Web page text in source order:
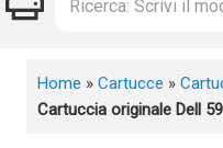
Home » Cartucce »
Cartuccia originale Dell